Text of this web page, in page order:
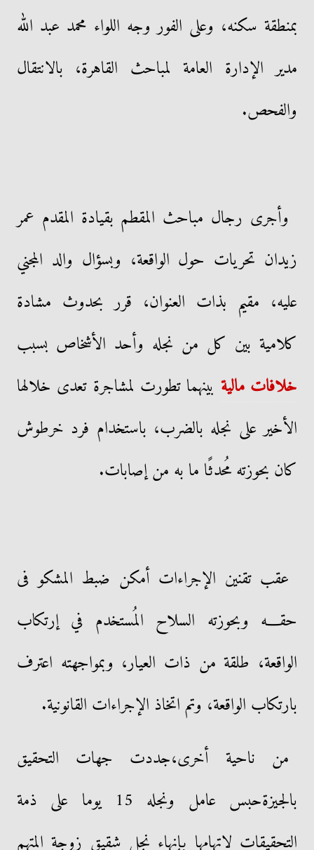
بمنطقة سكنه، وعلى الفور وجه اللواء محمد عبد الله
مدير الإدارة العامة لمباحث القاهرة، بالانتقال
والفحص.
وأجرى رجال مباحث المقطم بقيادة المقدم عمر
زيدان تحريات حول الواقعة، وبسؤال والد المجني
عليه، مقيم بذات العنوان، قرر بحدوث مشادة
كلامية بين كل من نجله وأحد الأشخاص بسبب
خلافات مالية بينهما تطورت لمشاجرة تعدى خلالها
الأخير على نجله بالضرب، باستخدام فرد خرطوش
كان بحوزته مُحدثًا ما به من إصابات.
عقب تقنين الإجراءات أمكن ضبط المشكو فى
حقـــه وبحوزته السلاح المُستخدم في إرتكاب
الواقعة، طلقة من ذات العيار، وبمواجهته اعترف
بارتكاب الواقعة، وتم اتخاذ الإجراءات القانونية.
من ناحية أخرى،جددت جهات التحقيق
بالجيزةحبس عامل ونجله 15 يوما على ذمة
التحقيقات لاتهامها بإنهاء نجل شقيق زوجة المتهم